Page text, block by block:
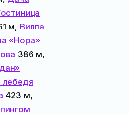
м, Вилла
«Нора»
386 м,
лебедя
423 м,